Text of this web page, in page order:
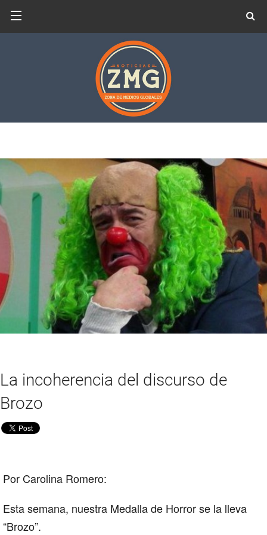
La incoherencia del discurso de
Brozo
Por Carolina Romero:
Esta semana, nuestra Medalla de Horror se la lleva
“Brozo”.